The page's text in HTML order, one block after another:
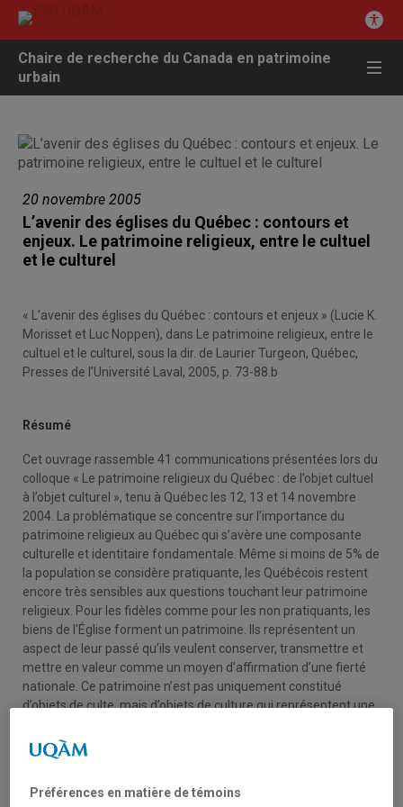
Chaire de recherche du Canada en patrimoine
urbain
20 novembre 2005
L’avenir des églises du Québec : contours et
enjeux. Le patrimoine religieux, entre le cultuel
et le culturel
« L’avenir des églises du Québec : contours et enjeux » (Lucie K.
Morisset et Luc Noppen), dans Le patrimoine religieux, entre le
cultuel et le culturel, sous la dir. de Laurier Turgeon, Québec,
Presses de l’Université Laval, 2005, p. 73-88.b
Résumé
Cet ouvrage rassemble 41 communications présentées lors du
colloque « Le patrimoine religieux du Québec : de l’objet cultuel
à l’objet culturel », tenu à Québec les 12, 13 et 14 novembre
2004. La problématique se concentre sur l’importance du
patrimoine religieux au Québec qui s’avère une composante
culturelle et identitaire fondamentale. Même si moins de 5% de
la population se considère pratiquante, les Québécois restent
encore très sensibles aux questions touchant leur patrimoine
religieux. Pour les fidèles comme pour les non pratiquants, les
biens de l’Église forment un patrimoine. Ils représentent un
aspect de leur passé qu’ils veulent conserver, transmettre et
mettre en valeur comme un moyen d’affirmation d’une fierté
nationale. Ce patrimoine n’est pas uniquement constitué
d’objets de culte, mais d’objets de culture qui représentent une
les relations et les tensions entre la sphère cultuelle et la
sphère culturelle qui représentent des enjeux importants pour
Préférences en matière de témoins